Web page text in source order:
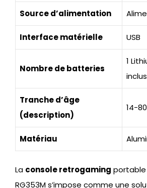
Source d’alimentation
Interface matérielle USB
Nombre de batteries
1
Tranche d’âge
(description)
14-80
Matériau
La console retrogaming portable
RG353M s’impose comme une